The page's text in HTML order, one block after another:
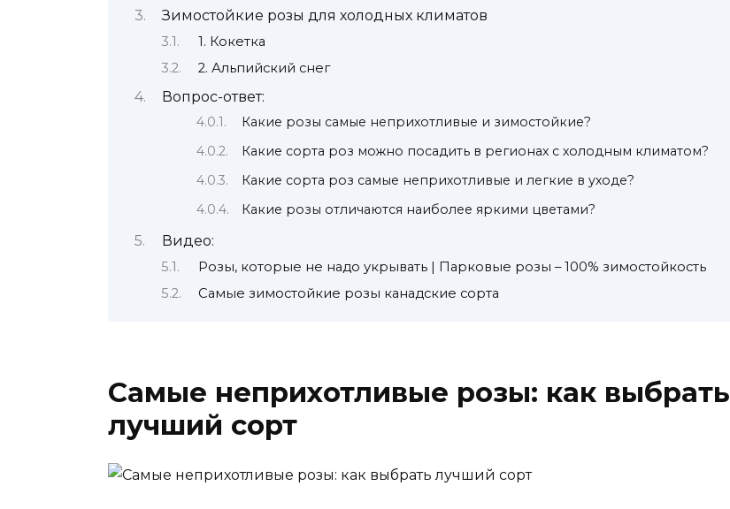
Зимостойкие розы для холодных климатов
1. Кокетка
2. Альпийский снег
Вопрос-ответ:
Какие розы самые неприхотливые и зимостойкие?
Какие сорта роз можно посадить в регионах с холодным климатом?
Какие сорта роз самые неприхотливые и легкие в уходе?
Какие розы отличаются наиболее яркими цветами?
Видео:
Розы, которые не надо укрывать | Парковые розы – 100% зимостойкость
Самые зимостойкие розы канадские сорта
Самые неприхотливые розы: как выбрать
лучший сорт